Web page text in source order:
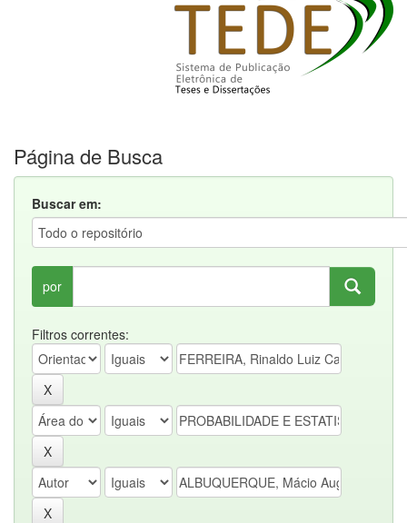
Página de Busca
Buscar em:
por
Filtros correntes: